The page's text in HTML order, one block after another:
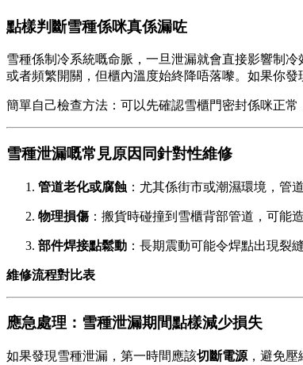
點樣判斷雪種係咪真係漏咗
雪種係制冷系統嘅命脈，一旦泄漏就會直接影響制冷
或者頻繁開關，但櫃內溫度始終降唔落嚟。如果你
簡單自己檢查方法：可以先確認雪櫃門密封係咪正
雪種泄漏嘅常見原因同針對性維修
管道老化或腐蝕 ：尤其係街市或潮濕環境，管
物理損傷：搬貨時碰撞到雪櫃背部管道，可能
部件焊接點鬆動 ：長期震動可能令焊點出現裂
維修流程對比表
應急處理：雪種泄漏期間點樣減少損失
如果發現雪種泄漏，第一時間應該切斷電源 ，避免